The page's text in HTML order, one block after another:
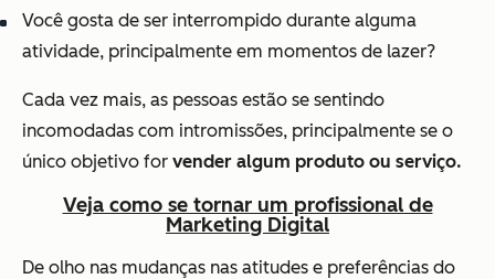
Você gosta de ser interrompido durante alguma
atividade, principalmente em momentos de lazer?
Cada vez mais, as pessoas estão se sentindo
incomodadas com intromissões, principalmente se o
único objetivo for vender algum produto ou serviço.
Veja como se tornar um profissional de
Marketing Digital
De olho nas mudanças nas atitudes e preferências do